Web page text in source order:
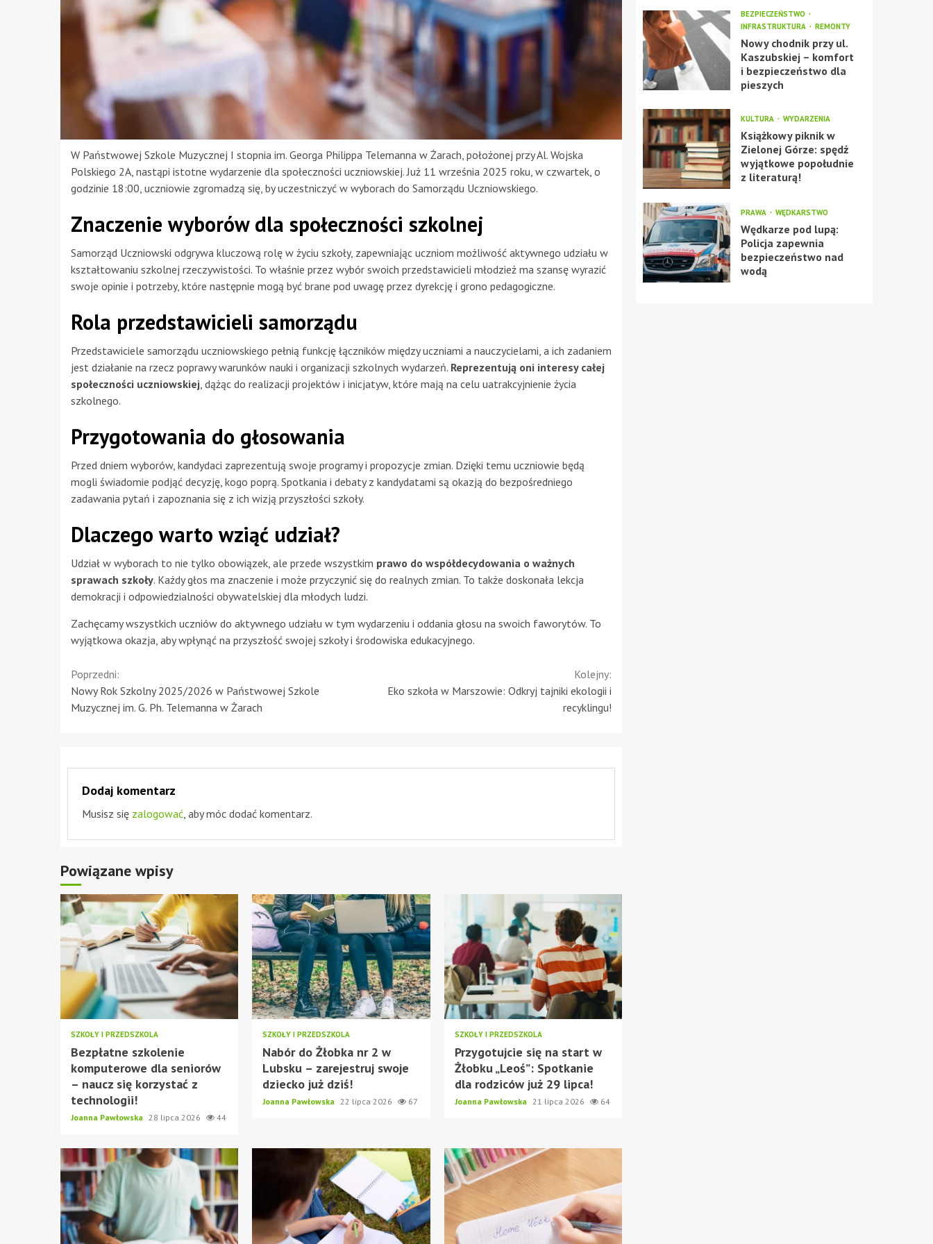
W Państwowej Szkole Muzycznej I stopnia im. Georga Philippa Telemanna w Żarach, położonej przy Al. Wojska
Polskiego 2A, nastąpi istotne wydarzenie dla społeczności uczniowskiej. Już 11 września 2025 roku, w czwartek, o
godzinie 18:00, uczniowie zgromadzą się, by uczestniczyć w wyborach do Samorządu Uczniowskiego.
Znaczenie wyborów dla społeczności szkolnej
Samorząd Uczniowski odgrywa kluczową rolę w życiu szkoły, zapewniając uczniom możliwość aktywnego udziału w
kształtowaniu szkolnej rzeczywistości. To właśnie przez wybór swoich przedstawicieli młodzież ma szansę wyrazić
swoje opinie i potrzeby, które następnie mogą być brane pod uwagę przez dyrekcję i grono pedagogiczne.
Rola przedstawicieli samorządu
Przedstawiciele samorządu uczniowskiego pełnią funkcję łączników między uczniami a nauczycielami, a ich zadaniem
jest działanie na rzecz poprawy warunków nauki i organizacji szkolnych wydarzeń. Reprezentują oni interesy całej
społeczności uczniowskiej, dążąc do realizacji projektów i inicjatyw, które mają na celu uatrakcyjnienie życia
szkolnego.
Przygotowania do głosowania
Przed dniem wyborów, kandydaci zaprezentują swoje programy i propozycje zmian. Dzięki temu uczniowie będą
mogli świadomie podjąć decyzję, kogo poprą. Spotkania i debaty z kandydatami są okazją do bezpośredniego
zadawania pytań i zapoznania się z ich wizją przyszłości szkoły.
Dlaczego warto wziąć udział?
Udział w wyborach to nie tylko obowiązek, ale przede wszystkim prawo do współdecydowania o ważnych
sprawach szkoły. Każdy głos ma znaczenie i może przyczynić się do realnych zmian. To także doskonała lekcja
demokracji i odpowiedzialności obywatelskiej dla młodych ludzi.
Zachęcamy wszystkich uczniów do aktywnego udziału w tym wydarzeniu i oddania głosu na swoich faworytów. To
wyjątkowa okazja, aby wpłynąć na przyszłość swojej szkoły i środowiska edukacyjnego.
Continue
Reading
Poprzedni:
Nowy Rok Szkolny 2025/2026 w Państwowej Szkole
Muzycznej im. G. Ph. Telemanna w Żarach
Kolejny:
Eko szkoła w Marszowie: Odkryj tajniki ekologii i
recyklingu!
Dodaj komentarz
Musisz się zalogować, aby móc dodać komentarz.
Powiązane wpisy
SZKOŁY I PRZEDSZKOLA
Bezpłatne szkolenie
komputerowe dla seniorów
– naucz się korzystać z
technologii!
Joanna Pawłowska 28 lipca 2026 44
SZKOŁY I PRZEDSZKOLA
Nabór do Żłobka nr 2 w
Lubsku – zarejestruj swoje
dziecko już dziś!
Joanna Pawłowska 22 lipca 2026 67
SZKOŁY I PRZEDSZKOLA
Przygotujcie się na start w
Żłobku „Leoś”: Spotkanie
dla rodziców już 29 lipca!
Joanna Pawłowska 21 lipca 2026 64
BEZPIECZEŃSTWO
INFRASTRUKTURA
REMONTY
Nowy chodnik przy ul.
Kaszubskiej – komfort
i bezpieczeństwo dla
pieszych
KULTURA WYDARZENIA
Książkowy piknik w
Zielonej Górze: spędź
wyjątkowe popołudnie
z literaturą!
PRAWA WĘDKARSTWO
Wędkarze pod lupą:
Policja zapewnia
bezpieczeństwo nad
wodą